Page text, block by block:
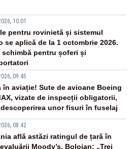
10:01
pentru rovinietă și sistemul
se aplică de la 1 octombrie 2026.
schimbă pentru șoferi și
09:45
în aviație! Sute de avioane Boeing
vizate de inspecții obligatorii,
unor fisuri în fuselaj
08:42
află astăzi ratingul de țară în
Moody’s. Bolojan: „Trei